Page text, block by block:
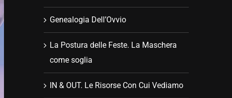
Genealogia Dell’Ovvio
La Postura delle Feste. La Maschera
come soglia
IN & OUT. Le Risorse Con Cui Vediamo